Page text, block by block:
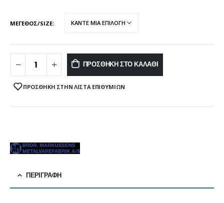
ΜΕΓΕΘΟΣ/SIZE
ΠΡΟΣΘΉΚΗ ΣΤΟ ΚΑΛΆΘΙ
ΠΡΌΣΘΉΚΗ ΣΤΗΝ ΛΊΣΤΑ ΕΠΙΘΥΜΙΏΝ
ΠΕΡΙΓΡΑΦΉ